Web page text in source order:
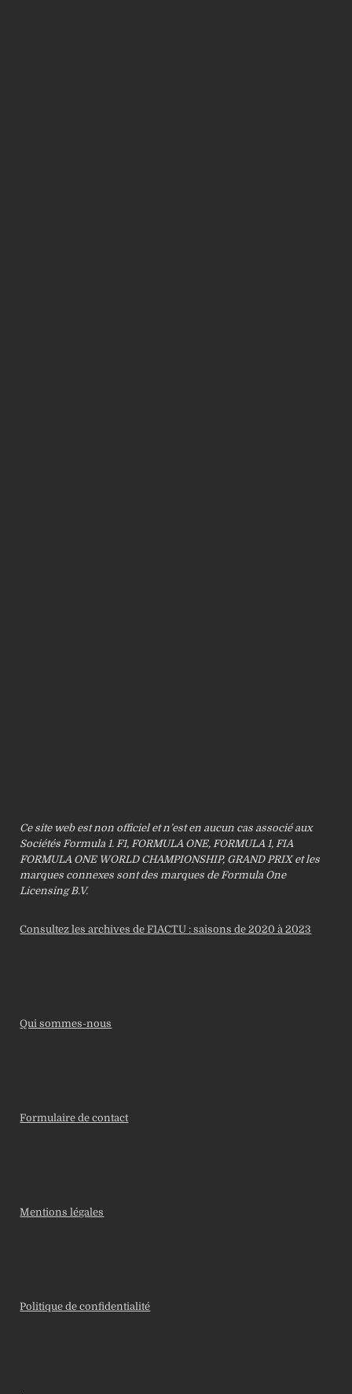
Ce site web est non officiel et n’est en aucun cas associé aux
Sociétés Formula 1. F1, FORMULA ONE, FORMULA 1, FIA
FORMULA ONE WORLD CHAMPIONSHIP, GRAND PRIX et les
marques connexes sont des marques de Formula One
Licensing B.V.
Consultez les archives de F1ACTU : saisons de 2020 à 2023
Qui sommes-nous
Formulaire de contact
Mentions légales
Politique de confidentialité